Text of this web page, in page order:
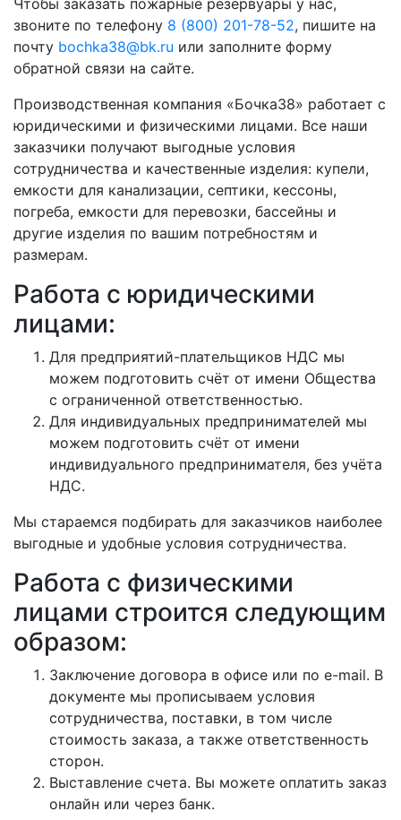
Чтобы заказать пожарные резервуары у нас,
звоните по телефону 8 (800) 201-78-52, пишите на
почту bochka38@bk.ru или заполните форму
обратной связи на сайте.
Производственная компания «Бочка38» работает с
юридическими и физическими лицами. Все наши
заказчики получают выгодные условия
сотрудничества и качественные изделия: купели,
емкости для канализации, септики, кессоны,
погреба, емкости для перевозки, бассейны и
другие изделия по вашим потребностям и
размерам.
Работа с юридическими
лицами:
Для предприятий-плательщиков НДС мы
можем подготовить счёт от имени Общества
с ограниченной ответственностью.
Для индивидуальных предпринимателей мы
можем подготовить счёт от имени
индивидуального предпринимателя, без учёта
НДС.
Мы стараемся подбирать для заказчиков наиболее
выгодные и удобные условия сотрудничества.
Работа с физическими
лицами строится следующим
образом:
Заключение договора в офисе или по e-mail. В
документе мы прописываем условия
сотрудничества, поставки, в том числе
стоимость заказа, а также ответственность
сторон.
Выставление счета. Вы можете оплатить заказ
онлайн или через банк.